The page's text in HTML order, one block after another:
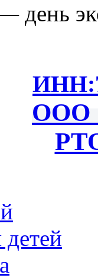
день
ИНН:
ООО